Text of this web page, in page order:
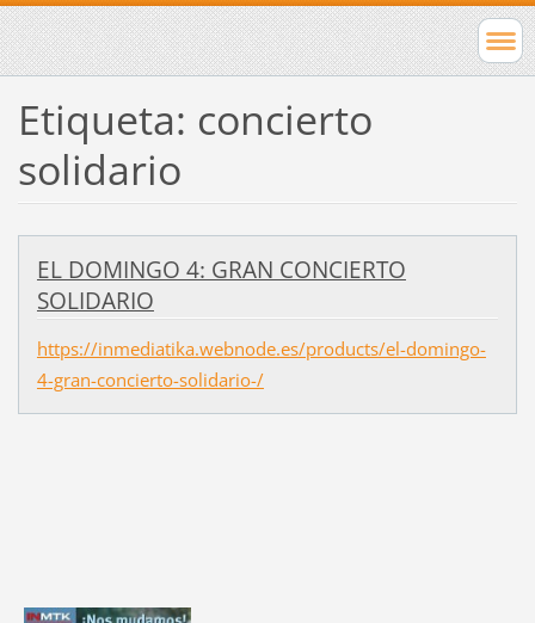
Etiqueta: concierto
solidario
EL DOMINGO 4: GRAN CONCIERTO
SOLIDARIO
https://inmediatika.webnode.es/products/el-domingo-
4-gran-concierto-solidario-/